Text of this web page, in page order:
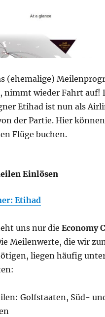
(ehemalige)
nimmt wieder Fahrt auf!
Etihad ist nun als
der Partie. Hier
Flüge buchen.
Einlösen
Etihad
uns nur dieEconomy
Meilenwerte, die wir
liegen häufig
Golfstaaten, Süd-